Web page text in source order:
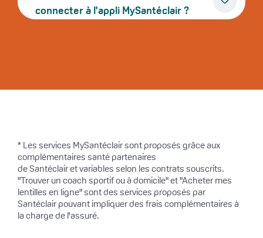
connecter à l'appli MySantéclair ?
* Les services MySantéclair sont proposés grâce aux
complémentaires santé partenaires
de Santéclair et variables selon les contrats souscrits.
"Trouver un coach sportif ou à domicile" et "Acheter mes
lentilles en ligne" sont des services proposés par
Santéclair pouvant impliquer des frais complémentaires à
la charge de l'assuré.